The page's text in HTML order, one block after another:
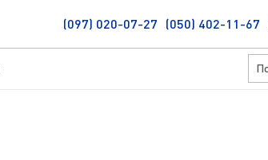
(097) 020-07-27 (050) 402-11-67